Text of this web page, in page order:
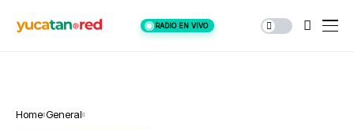
RADIO EN VIVO
Home General